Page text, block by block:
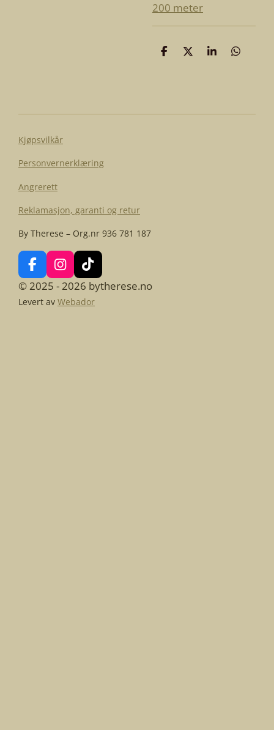
200 meter
D
D
D
D
Kjøpsvilkår
Personvernerklæring
Angrerett
Reklamasjon, garanti og retur
By Therese – Org.nr 936 781 187
F
a
c
e
I
n
s
t
T
i
k
T
© 2025 - 2026 bytherese.no
Levert av Webador